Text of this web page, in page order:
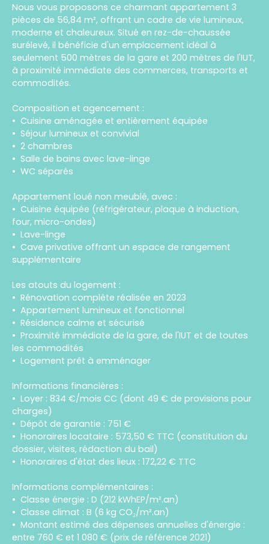
Nous vous proposons ce charmant appartement 3
pièces de 56,84 m², offrant un cadre de vie lumineux,
moderne et chaleureux. Situé en rez-de-chaussée
surélevé, il bénéficie d'un emplacement idéal à
seulement 500 mètres de la gare et 200 mètres de l'IUT,
à proximité immédiate des commerces, transports et
commodités.
Composition et agencement :
Cuisine aménagée et entièrement équipée
Séjour lumineux et convivial
2 chambres
Salle de bains avec lave-linge
WC séparés
Appartement loué non meublé, avec :
Cuisine équipée (réfrigérateur, plaque à induction,
four, micro-ondes)
Lave-linge
Cave privative offrant un espace de rangement
supplémentaire
Les atouts du logement :
Rénovation complète réalisée en 2023
Appartement lumineux et fonctionnel
Résidence calme et sécurisé
Proximité immédiate de la gare, de l'IUT et de toutes
les commodités
Logement prêt à emménager
Informations financières :
Loyer : 834 €/mois CC (dont 49 € de provisions pour
charges)
Dépôt de garantie : 751 €
Honoraires locataire : 573,50 € TTC (constitution du
dossier, visites, rédaction du bail)
Honoraires d'état des lieux : 172,22 € TTC
Informations complémentaires :
Classe énergie : D (212 kWhEP/m².an)
Classe climat : B (6 kg CO₂/m².an)
Montant estimé des dépenses annuelles d'énergie :
entre 760 € et 1 080 € (prix de référence 2021)